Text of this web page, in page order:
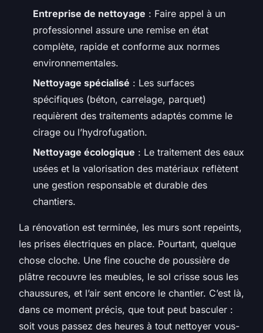
Entreprise de nettoyage : Faire appel à un
professionnel assure une remise en état
complète, rapide et conforme aux normes
environnementales.
Nettoyage spécialisé : Les surfaces
spécifiques (béton, carrelage, parquet)
requièrent des traitements adaptés comme le
cirage ou l’hydrofugation.
Nettoyage écologique : Le traitement des eaux
usées et la valorisation des matériaux reflètent
une gestion responsable et durable des
chantiers.
La rénovation est terminée, les murs sont repeints,
les prises électriques en place. Pourtant, quelque
chose cloche. Une fine couche de poussière de
plâtre recouvre les meubles, le sol crisse sous les
chaussures, et l’air sent encore le chantier. C’est là,
dans ce moment précis, que tout peut basculer :
soit vous passez des heures à tout nettoyer vous-